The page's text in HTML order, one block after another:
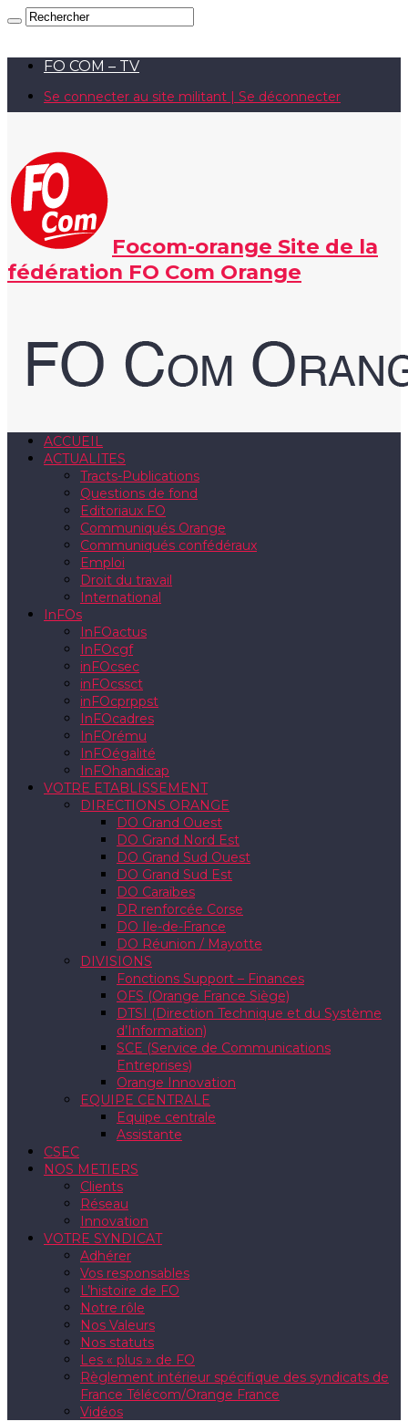
FO COM – TV
Se connecter au site militant | Se déconnecter
Focom-orange Site de la
fédération FO Com Orange
ACCUEIL
ACTUALITES
Tracts-Publications
Questions de fond
Editoriaux FO
Communiqués Orange
Communiqués confédéraux
Emploi
Droit du travail
International
InFOs
InFOactus
InFOcgf
inFOcsec
inFOcssct
inFOcprppst
InFOcadres
InFOrému
InFOégalité
InFOhandicap
VOTRE ETABLISSEMENT
DIRECTIONS ORANGE
DO Grand Ouest
DO Grand Nord Est
DO Grand Sud Ouest
DO Grand Sud Est
DO Caraïbes
DR renforcée Corse
DO Ile-de-France
DO Réunion / Mayotte
DIVISIONS
Fonctions Support – Finances
OFS (Orange France Siège)
DTSI (Direction Technique et du Système
d’Information)
SCE (Service de Communications
Entreprises)
Orange Innovation
EQUIPE CENTRALE
Equipe centrale
Assistante
CSEC
NOS METIERS
Clients
Réseau
Innovation
VOTRE SYNDICAT
Adhérer
Vos responsables
L’histoire de FO
Notre rôle
Nos Valeurs
Nos statuts
Les « plus » de FO
Règlement intérieur spécifique des syndicats de
France Télécom/Orange France
Vidéos